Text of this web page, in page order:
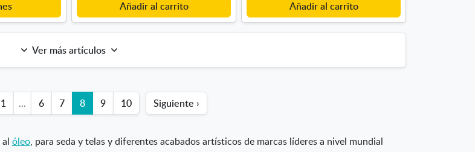
Añadir al carrito Añadir al carrito
Ver más artículos
1 ... 6 7 8 9 10 Siguiente ›
óleo, para seda y telas y diferentes acabados artísticos de marcas líderes a nivel mundial